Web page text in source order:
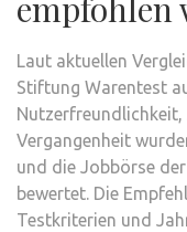
empfohlen
Laut aktuellen
Stiftung Warentest
Vergangenheit
und die Jobbörse
bewertet. Die
Testkriterien und